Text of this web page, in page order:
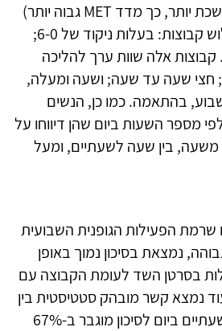
הגופנית מאומצת וממושכת יותר, כך מדד MET גבוה יותר)
וחילקו את הנשים לשלוש קבוצות: בעלות ניקוד של 6-0;
ומעלה. קבוצות אלה שוות ערך להליכה
חצי שעה עד שעה; ושעה ומעלה,
בהתאמה. כמו כן, הנשים
מספר השעות ביום שהן דיווחו על
משעה, בין שעה לשעתיים, ומעל
הפעילות הגופנית השבועית
נמצאת בסיכון נמוך באופן
בסרטן השד לעומת הקבוצה עם
נמצא קשר מובהק סטטיסטית בין
צפייה בטלוויזיה מעל שעתיים ביום לסיכון מוגבר ב-67%